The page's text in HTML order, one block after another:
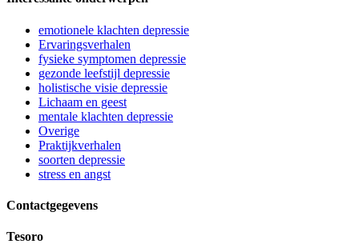
emotionele klachten depressie
Ervaringsverhalen
fysieke symptomen depressie
gezonde leefstijl depressie
holistische visie depressie
Lichaam en geest
mentale klachten depressie
Overige
Praktijkverhalen
soorten depressie
stress en angst
Contactgegevens
Tesoro